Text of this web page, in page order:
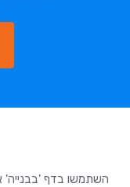
השתמשו בדף 'בבנייה'